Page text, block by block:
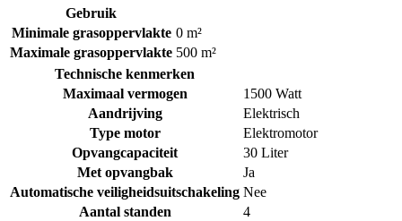
Gebruik
Minimale grasoppervlakte 0 m²
Maximale grasoppervlakte 500 m²
Technische kenmerken
Maximaal vermogen
1500 Watt
Aandrijving
Elektrisch
Type motor
Elektromotor
Opvangcapaciteit
30 Liter
Met opvangbak
Ja
Automatische veiligheidsuitschakeling Nee
Aantal standen
4